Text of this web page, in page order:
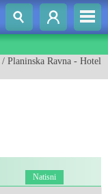
/ Planinska Ravna - Hotel
Natisni